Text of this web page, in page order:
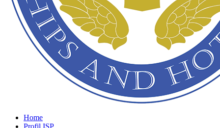
Home
Profil ISP